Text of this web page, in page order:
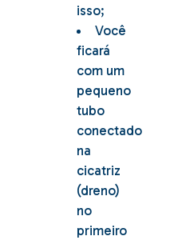
isso;
Você
ficará
com um
pequeno
tubo
conectado
na
cicatriz
(dreno)
no
primeiro